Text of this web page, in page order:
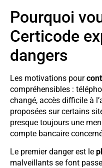
Pourquoi
Certicode
dangers
Les motivations pour
compréhensibles :
changé, accès difficile à
proposées sur certains
presque toujours une
compte bancaire
Le premier danger est le
malveillants se font